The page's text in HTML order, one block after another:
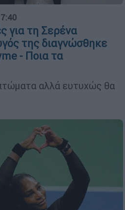
για τη Σερένα
της διαγνώσθηκε
- Ποια τα
αλλά ευτυχώς θα